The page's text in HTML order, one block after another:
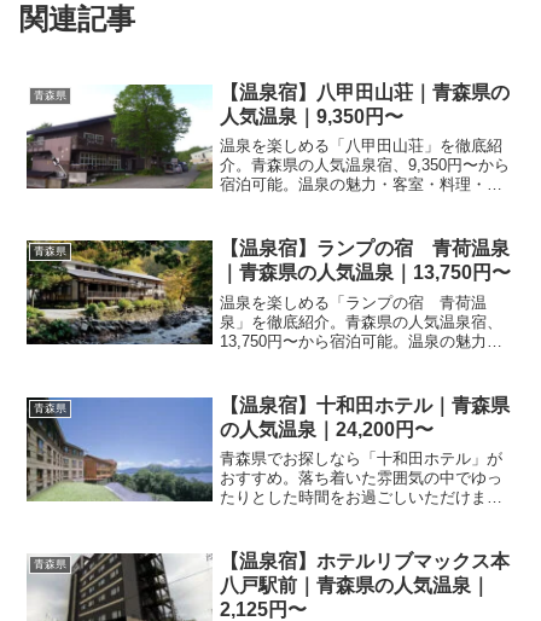
関連記事
青森県
【温泉宿】八甲田山荘｜青森県の
人気温泉｜9,350円〜
温泉を楽しめる「八甲田山荘」を徹底紹
介。青森県の人気温泉宿、9,350円〜から
宿泊可能。温泉の魅力・客室・料理・レ
青森県
【温泉宿】ランプの宿 青荷温泉
｜青森県の人気温泉｜13,750円〜
温泉を楽しめる「ランプの宿 青荷温
泉」を徹底紹介。青森県の人気温泉宿、
13,750円〜から宿泊可能。温泉の魅力・
青森県
【温泉宿】十和田ホテル｜青森県
の人気温泉｜24,200円〜
青森県でお探しなら「十和田ホテル」が
おすすめ。落ち着いた雰囲気の中でゆっ
たりとした時間をお過ごしいただけま
う。魅力あふれる青森の旅へ。
青森県
【温泉宿】ホテルリブマックス本
八戸駅前｜青森県の人気温泉｜
2,125円〜